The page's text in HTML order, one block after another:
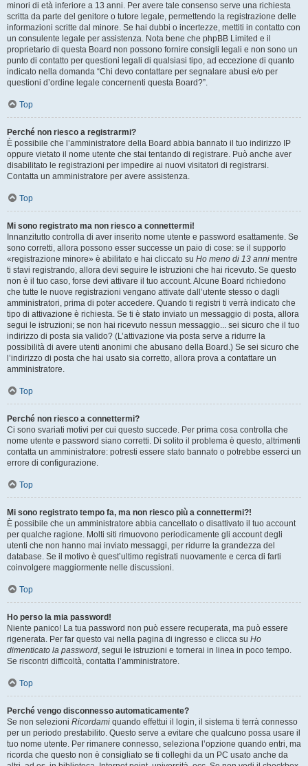
minori di età inferiore a 13 anni. Per avere tale consenso serve una richiesta
scritta da parte del genitore o tutore legale, permettendo la registrazione delle
informazioni scritte dal minore. Se hai dubbi o incertezze, mettiti in contatto con
un consulente legale per assistenza. Nota bene che phpBB Limited e il
proprietario di questa Board non possono fornire consigli legali e non sono un
punto di contatto per questioni legali di qualsiasi tipo, ad eccezione di quanto
indicato nella domanda “Chi devo contattare per segnalare abusi e/o per
questioni d’ordine legale concernenti questa Board?”.
Top
Perché non riesco a registrarmi?
È possibile che l’amministratore della Board abbia bannato il tuo indirizzo IP
oppure vietato il nome utente che stai tentando di registrare. Può anche aver
disabilitato le registrazioni per impedire ai nuovi visitatori di registrarsi.
Contatta un amministratore per avere assistenza.
Top
Mi sono registrato ma non riesco a connettermi!
Innanzitutto controlla di aver inserito nome utente e password esattamente. Se
sono corretti, allora possono esser successe un paio di cose: se il supporto
«registrazione minore» è abilitato e hai cliccato su Ho meno di 13 anni mentre
ti stavi registrando, allora devi seguire le istruzioni che hai ricevuto. Se questo
non è il tuo caso, forse devi attivare il tuo account. Alcune Board richiedono
che tutte le nuove registrazioni vengano attivate dall’utente stesso o dagli
amministratori, prima di poter accedere. Quando ti registri ti verrà indicato che
tipo di attivazione è richiesta. Se ti è stato inviato un messaggio di posta, allora
segui le istruzioni; se non hai ricevuto nessun messaggio... sei sicuro che il tuo
indirizzo di posta sia valido? (L’attivazione via posta serve a ridurre la
possibilità di avere utenti anonimi che abusano della Board.) Se sei sicuro che
l’indirizzo di posta che hai usato sia corretto, allora prova a contattare un
amministratore.
Top
Perché non riesco a connettermi?
Ci sono svariati motivi per cui questo succede. Per prima cosa controlla che
nome utente e password siano corretti. Di solito il problema è questo, altrimenti
contatta un amministratore: potresti essere stato bannato o potrebbe esserci un
errore di configurazione.
Top
Mi sono registrato tempo fa, ma non riesco più a connettermi?!
È possibile che un amministratore abbia cancellato o disattivato il tuo account
per qualche ragione. Molti siti rimuovono periodicamente gli account degli
utenti che non hanno mai inviato messaggi, per ridurre la grandezza del
database. Se il motivo è quest’ultimo registrati nuovamente e cerca di farti
coinvolgere maggiormente nelle discussioni.
Top
Ho perso la mia password!
Niente panico! La tua password non può essere recuperata, ma può essere
rigenerata. Per far questo vai nella pagina di ingresso e clicca su Ho
dimenticato la password, segui le istruzioni e tornerai in linea in poco tempo.
Se riscontri difficoltà, contatta l’amministratore.
Top
Perché vengo disconnesso automaticamente?
Se non selezioni Ricordami quando effettui il login, il sistema ti terrà connesso
per un periodo prestabilito. Questo serve a evitare che qualcuno possa usare il
tuo nome utente. Per rimanere connesso, seleziona l’opzione quando entri, ma
ricorda che questo non è consigliato se ti colleghi da un PC usato anche da